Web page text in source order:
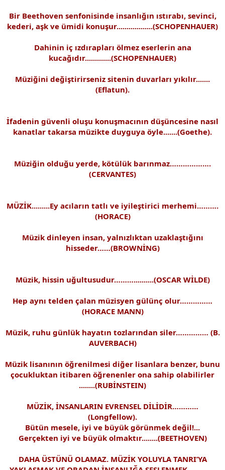
Bir Beethoven senfonisinde insanlığın ıstırabı, sevinci,
kederi, aşk ve ümidi konuşur..................(SCHOPENHAUER)
Dahinin iç ızdırapları ölmez eserlerin ana
kucağıdır.............(SCHOPENHAUER)
Müziğini değiştirirseniz sitenin duvarları yıkılır.......
(Eflatun).
İfadenin güvenli oluşu konuşmacının düşüncesine nasıl
kanatlar takarsa müzikte duyguya öyle.......(Goethe).
Müziğin olduğu yerde, kötülük barınmaz……………….
(CERVANTES)
MÜZİK.........Ey acıların tatlı ve iyileştirici merhemi……….
(HORACE)
Müzik dinleyen insan, yalnızlıktan uzaklaştığını
hisseder……(BROWNİNG)
Müzik, hissin uğultusudur………..........(OSCAR WİLDE)
Hep aynı telden çalan müzisyen gülünç olur……………
(HORACE MANN)
Müzik, ruhu günlük hayatın tozlarından siler…………… (B.
AUVERBACH)
Müzik lisanının öğrenilmesi diğer lisanlara benzer, bunu
çocukluktan itibaren öğrenenler ona sahip olabilirler
........(RUBİNSTEIN)
MÜZİK, İNSANLARIN EVRENSEL DİLİDİR…………
(Longfellow).
Bütün mesele, iyi ve büyük görünmek değil!...
Gerçekten iyi ve büyük olmaktır........(BEETHOVEN)
DAHA ÜSTÜNÜ OLAMAZ. MÜZİK YOLUYLA TANRI’YA